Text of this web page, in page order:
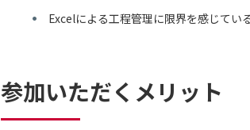
Excelによる工程管理に限界を感じてい
参加いただくメリット